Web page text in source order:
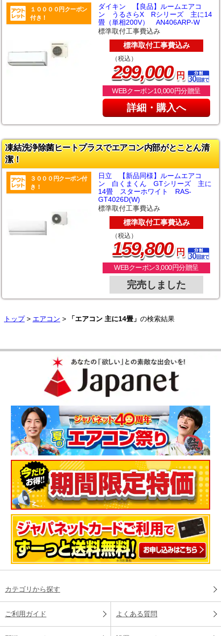
１００００円クーポン
付き！
ダイキン 【良品】ルームエアコ
ン うるさらX Rシリーズ 主に14
畳（単相200V） AN406ARP-W
標準取付工事費込み
標準取付工事費込み
（税込）
299,000円
WEBクーポン10,000円分贈呈
詳細・購入へ
凍結洗浄除菌ヒートプラスでエアコン内部がとことん清
潔！
３０００円クーポン付
き！
日立 【新品同様】ルームエアコ
ン 白くまくん GTシリーズ 主に
14畳 スターホワイト RAS-
GT4026D(W)
標準取付工事費込み
標準取付工事費込み
（税込）
159,800円
WEBクーポン3,000円分贈呈
完売しました
トップ> エアコン > 「エアコン 主に14畳」 の検索結果
カテゴリから探す
ご利用ガイド よくある質問